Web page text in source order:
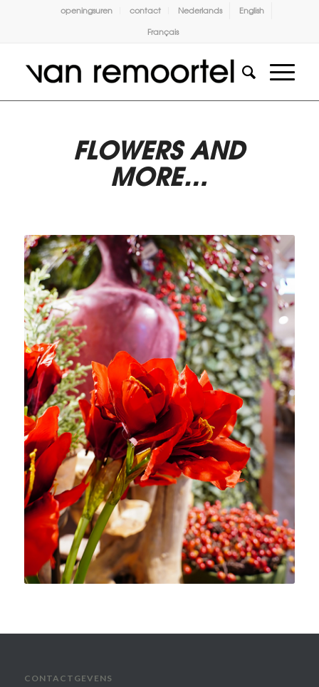
openingsuren contact Nederlands
English
Français
FLOWERS AND
MORE…
CONTACTGEVENS